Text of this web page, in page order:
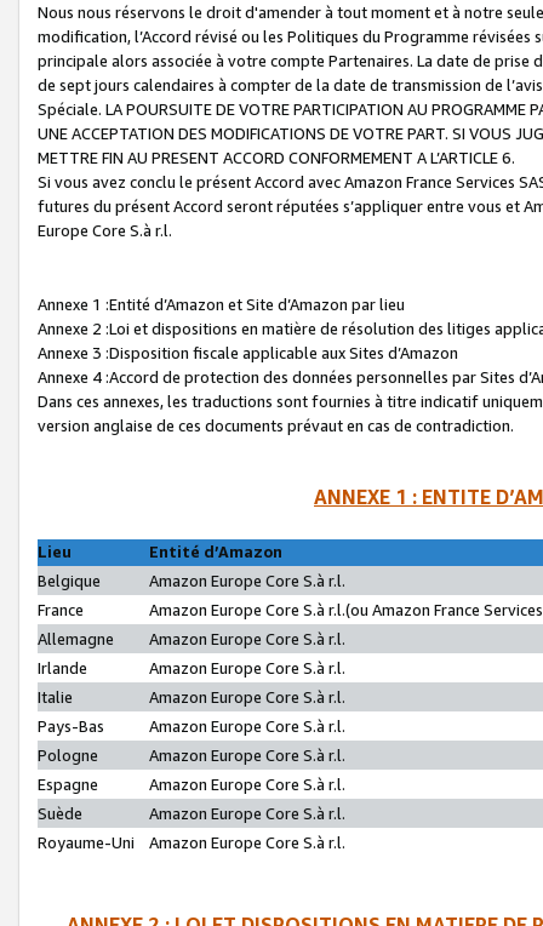
Nous nous réservons le droit d'amender à tout moment et à notre
modification, l’Accord révisé ou les Politiques du Programme
principale alors associée à votre compte Partenaires. La date de
de sept jours calendaires à compter de la date de transmission de
Spéciale. LA POURSUITE DE VOTRE PARTICIPATION AU PROGRAMME
UNE ACCEPTATION DES MODIFICATIONS DE VOTRE PART. SI VOUS
METTRE FIN AU PRESENT ACCORD CONFORMEMENT A L’ARTICLE 6.
Si vous avez conclu le présent Accord avec Amazon France Services
futures du présent Accord seront réputées s’appliquer entre vous et
Europe Core S.à r.l.
Annexe 1 :Entité d’Amazon et Site d’Amazon par lieu
Annexe 2 :Loi et dispositions en matière de résolution des litiges
Annexe 3 :Disposition fiscale applicable aux Sites d’Amazon
Annexe 4 :Accord de protection des données personnelles par Sites
Dans ces annexes, les traductions sont fournies à titre indicatif
version anglaise de ces documents prévaut en cas de contradiction.
ANNEXE 1 : ENTITE
Lieu
Entité d’Amazon
Belgique
Amazon Europe Core S.à r.l.
France
Amazon Europe Core S.à r.l.(ou Amazon France
Allemagne
Amazon Europe Core S.à r.l.
Irlande
Amazon Europe Core S.à r.l.
Italie
Amazon Europe Core S.à r.l.
Pays-Bas
Amazon Europe Core S.à r.l.
Pologne
Amazon Europe Core S.à r.l.
Espagne
Amazon Europe Core S.à r.l.
Suède
Amazon Europe Core S.à r.l.
Royaume-Uni
Amazon Europe Core S.à r.l.